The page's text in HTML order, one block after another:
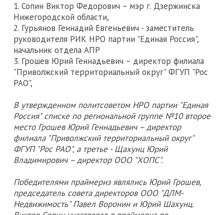
1. Сопин Виктор Федорович – мэр г. Дзержинска
Нижегородской области,
2. Гурьянов Геннадий Евгеньевич - заместитель
руководителя РИК НРО партии "Единая Россия",
начальник отдела АПР
3. Грошев Юрий Геннадьевич – директор филиала
"Приволжский территориальный округ" ФГУП "Рос
РАО",
В утвержденном политсоветом НРО партии "Единая
Россия" списке по региональной группе №10 второе
место Грошев Юрий Геннадьевич – директор
филиала "Приволжский территориальный округ"
ФГУП "Рос РАО", а третье - Щахунц Юрий
Владимирович – директор ООО "ХОПС".
Победителями праймериз являлись Юрий Грошев,
председатель совета директоров ООО "ДЛМ-
Недвижимость" Павел Воронин и Юрий Шахунц.